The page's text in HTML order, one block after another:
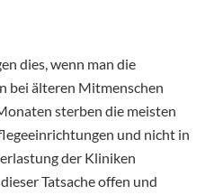
dies, wenn man die
bei älteren Mitmenschen
sterben die meisten
und nicht in
der Kliniken
Tatsache offen und